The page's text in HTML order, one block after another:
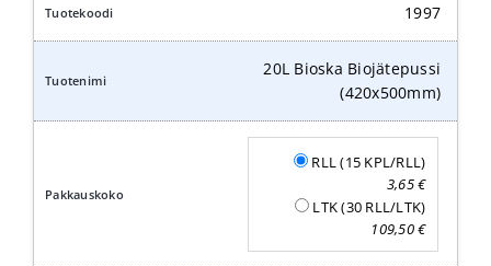
määrä
1997
20L Bioska Biojätepussi
(420x500mm)
RLL (15 KPL/RLL)
3,65€
LTK (30 RLL/LTK)
109,50€